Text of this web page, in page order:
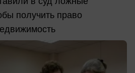
получить право